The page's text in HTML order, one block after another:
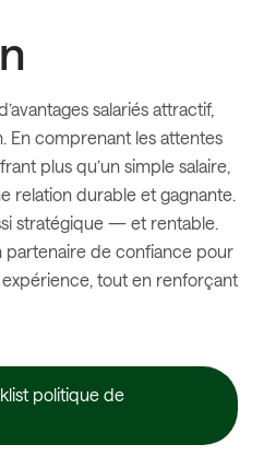
salariés attractif,
En comprenant les attentes
plus qu’un simple salaire,
relation durable et gagnante.
stratégique — et rentable.
partenaire de confiance pour
tout en renforçant
politique de